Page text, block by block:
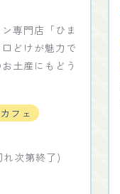
専門店「ひま
どけが魅力で
土産にもどう
フェ
次第終了)